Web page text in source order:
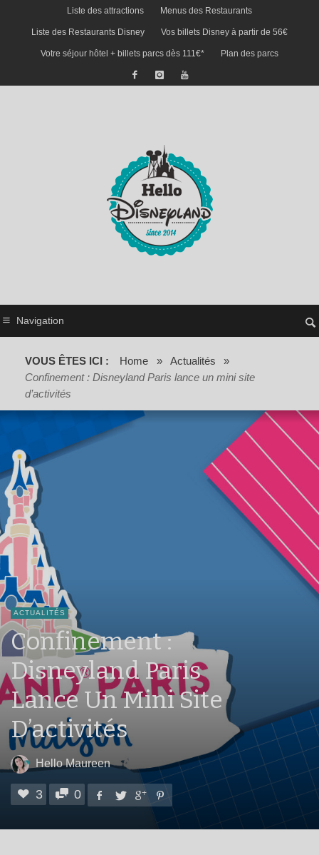
Liste des attractions Menus des Restaurants
Liste des Restaurants Disney Vos billets Disney à partir de 56€
Votre séjour hôtel + billets parcs dès 111€* Plan des parcs
Navigation
VOUS ÊTES ICI : Home » Actualités
»
Confinement : Disneyland Paris lance un mini site
d’activités
ACTUALITÉS
Confinement :
Disneyland Paris
Lance Un Mini Site
D’activités
Hello Maureen
3 0